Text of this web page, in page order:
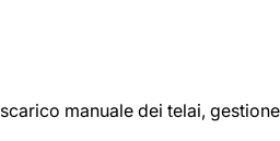
manuale dei telai,